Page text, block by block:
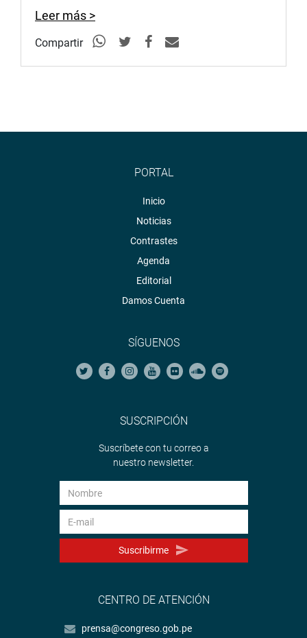
Leer más >
Compartir
PORTAL
Inicio
Noticias
Contrastes
Agenda
Editorial
Damos Cuenta
SÍGUENOS
SUSCRIPCIÓN
Suscríbete con tu correo a
nuestro newsletter.
Suscribirme
CENTRO DE ATENCIÓN
prensa@congreso.gob.pe